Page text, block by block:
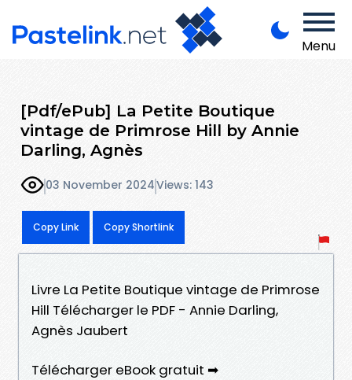
Menu
[Pdf/ePub] La Petite Boutique
vintage de Primrose Hill by Annie
Darling, Agnès
03 November 2024Views: 143
Copy Link Copy Shortlink
Livre La Petite Boutique vintage de Primrose
Hill Télécharger le PDF - Annie Darling,
Agnès Jaubert
Télécharger eBook gratuit ➡